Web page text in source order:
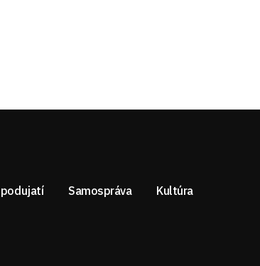
Samospráva Kultúra